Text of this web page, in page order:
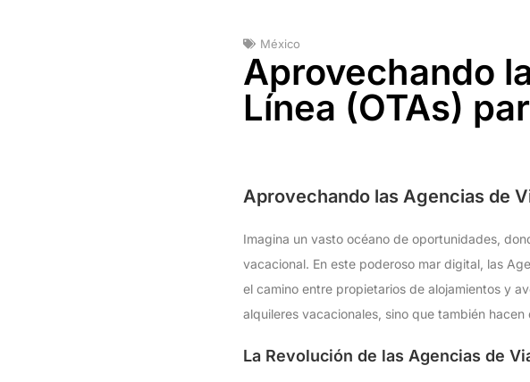
México
Aprovechando
Línea (OTAs)
Aprovechando las Agencias de
Imagina un vasto océano de oportunidades,
vacacional. En este poderoso mar digital, las
el camino entre propietarios de alojamientos y
alquileres vacacionales, sino que también
La Revolución de las Agencias de